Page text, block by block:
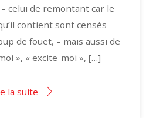
celui de remontant car le
contient sont censés
de fouet, – mais aussi de
», « excite-moi », […]
la suite